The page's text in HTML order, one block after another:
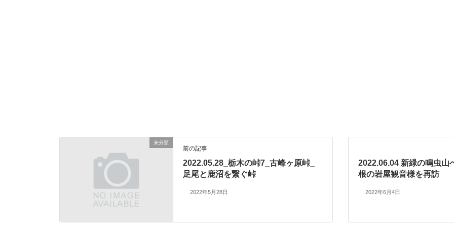
未分類
前の記事
2022.05.28_栃木の峠7_古峰ヶ原峠_
足尾と鹿沼を繋ぐ峠
2022年5月28日
2022.06.04 新緑の鳴虫
根の岩屋観音様を再訪
2022年6月4日